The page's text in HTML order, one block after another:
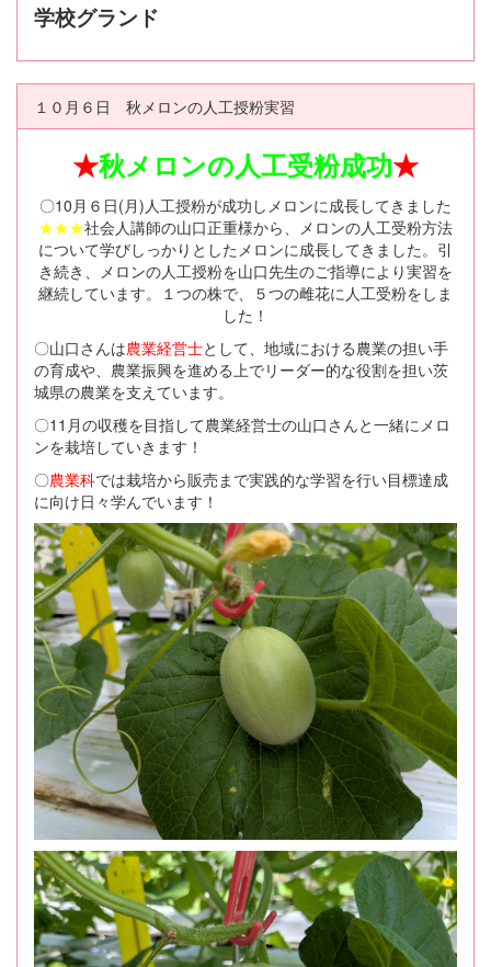
学校グラン ド
１０月６日 秋メロンの人工授粉実習
★秋メロンの人工受粉成功★
〇10月６日(月)人工授粉が成功しメロンに成長してきました
★★★社会人講師の山口正重様から、メロンの人工受粉方法
について学びしっかりとしたメロンに成長してきました。引
き続き、メロンの人工授粉を山口先生のご指導により実習を
継続しています。１つの株で、５つの雌花に人工受粉をしま
した！
〇山口さんは農業経営士として、地域における農業の担い手
の育成や、農業振興を進める上でリーダー的な役割を担い茨
城県の農業を支えています。
〇11月の収穫を目指して農業経営士の山口さんと一緒にメロ
ンを栽培していきます！
〇農業科では栽培から販売まで実践的な学習を行い目標達成
に向け日々学んでいます！